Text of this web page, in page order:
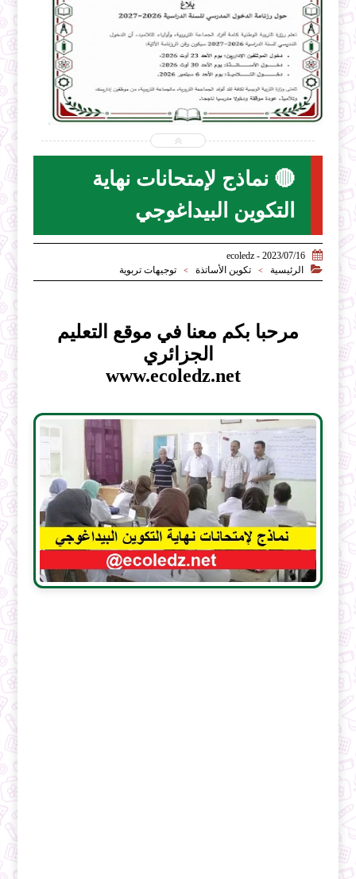
2026-07-31
ecoledz.net
🔴 نماذج لإمتحانات نهاية
التكوين البيداغوجي

2023/07/16 - ecoledz

الرئيسية > تكوين الأساتذة > توجيهات تربوية
مرحبا بكم معنا في موقع التعليم
الجزائري
www.ecoledz.net